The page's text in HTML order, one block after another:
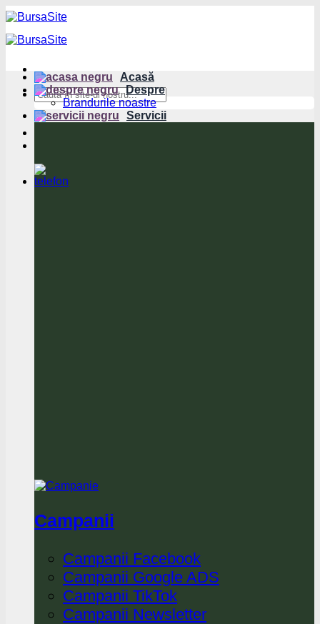
Sari
la
conținut
Acasă
Despre
Brandurile noastre
Servicii
Campanii
Campanii Facebook
Campanii Google ADS
Campanii TikTok
Campanii Newsletter